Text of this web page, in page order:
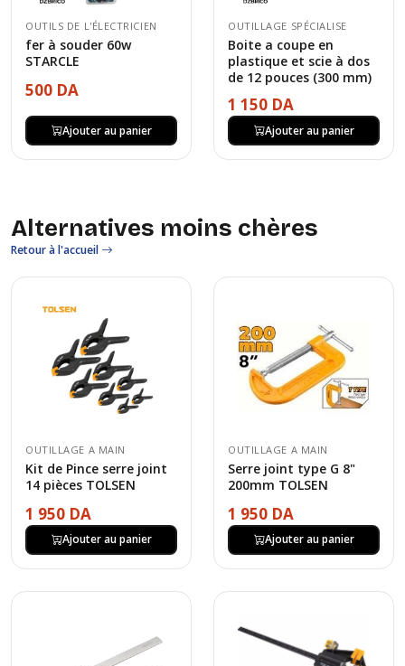
OUTILS DE L'ÉLECTRICIEN
fer à souder 60w
STARCLE
500 DA
Ajouter au panier
OUTILLAGE SPÉCIALISE
Boite a coupe en
plastique et scie à dos
de 12 pouces (300 mm)
1 150 DA
Ajouter au panier
Alternatives moins chères
Retour à l'accueil
OUTILLAGE A MAIN
Kit de Pince serre joint
14 pièces TOLSEN
1 950 DA
Ajouter au panier
OUTILLAGE A MAIN
Serre joint type G 8"
200mm TOLSEN
1 950 DA
Ajouter au panier